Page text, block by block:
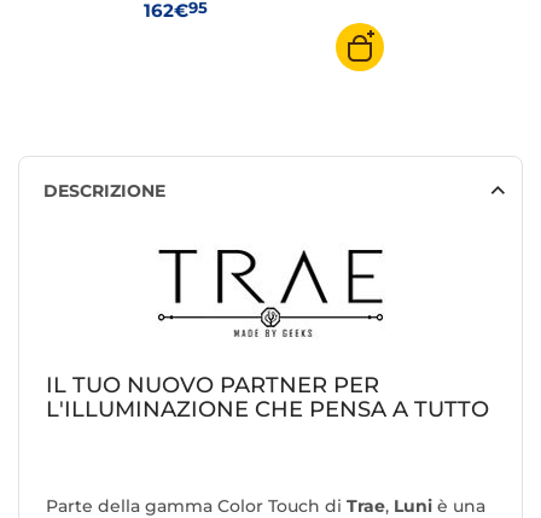
162€95
DESCRIZIONE
IL TUO NUOVO PARTNER PER
L'ILLUMINAZIONE CHE PENSA A TUTTO
Parte della gamma Color Touch di Trae, Luni è una